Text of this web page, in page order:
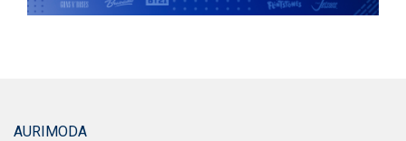
AURIMODA